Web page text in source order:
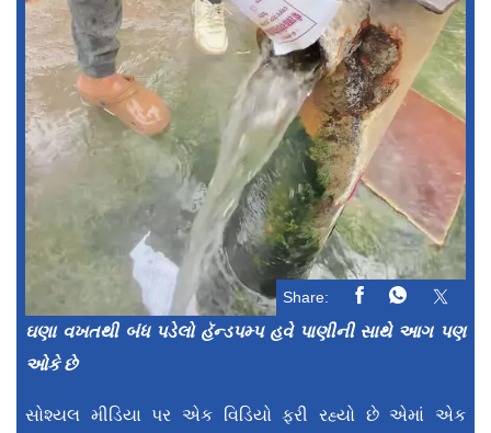
Share:
ઘણા વખતથી બંધ પડેલો હૅન્ડપમ્પ હવે પાણીની સાથે આગ પણ
ઓકે છે
સોશ્યલ મીડિયા પર એક વિડિયો ફરી રહ્યો છે એમાં એક